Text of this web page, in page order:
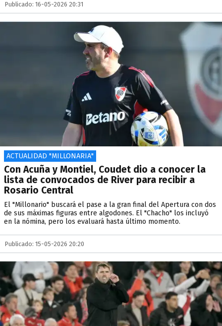
Publicado: 16-05-2026 20:31
ACTUALIDAD "MILLONARIA"
Con Acuña y Montiel, Coudet dio a conocer la
lista de convocados de River para recibir a
Rosario Central
El "Millonario" buscará el pase a la gran final del Apertura con dos
de sus máximas figuras entre algodones. El "Chacho" los incluyó
en la nómina, pero los evaluará hasta último momento.
Publicado: 15-05-2026 20:20